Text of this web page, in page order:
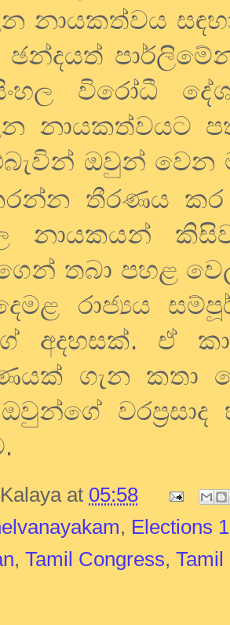
නායකත්වය
ඡන්දයත්
විරෝධී
නායකත්වයට
ඔවුන් වෙන
තීරණය කර
නායකයන්
තබා පහළ
රාජ්‍යය
අදහසක්. ඒ
ගැන කතා
Kalaya at 05:58
, Elections
, Tamil Congress, Tamil